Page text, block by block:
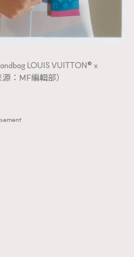
FigaroAesthetic
LOUIS VUITTON® x
：MF編輯部）